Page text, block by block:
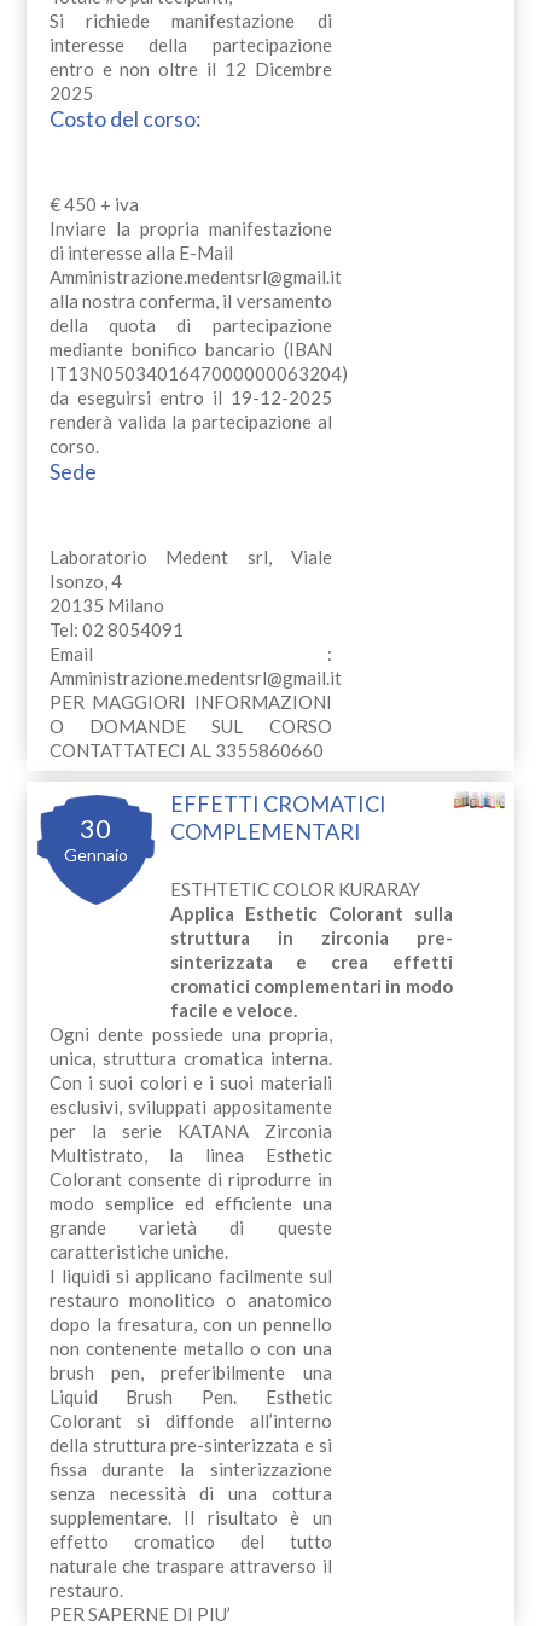
Si richiede manifestazione di
interesse della partecipazione
entro e non oltre il 12 Dicembre
2025
Costo del corso:
€ 450 + iva
Inviare la propria manifestazione
di interesse alla E-Mail
Amministrazione.medentsrl@gmail.it
alla nostra conferma, il versamento
della quota di partecipazione
mediante bonifico bancario (IBAN
IT13N0503401647000000063204)
da eseguirsi entro il 19-12-2025
renderà valida la partecipazione al
corso.
Sede
Laboratorio Medent srl, Viale
Isonzo, 4
20135 Milano
Tel: 02 8054091
Email :
Amministrazione.medentsrl@gmail.it
PER MAGGIORI INFORMAZIONI
O DOMANDE SUL CORSO
CONTATTATECI AL 3355860660
30
Gennaio
EFFETTI CROMATICI
COMPLEMENTARI
ESTHTETIC COLOR KURARAY
Applica Esthetic Colorant sulla
struttura in zirconia pre-
sinterizzata e crea effetti
cromatici complementari in modo
facile e veloce.
Ogni dente possiede una propria,
unica, struttura cromatica interna.
Con i suoi colori e i suoi materiali
esclusivi, sviluppati appositamente
per la serie KATANA Zirconia
Multistrato, la linea Esthetic
Colorant consente di riprodurre in
modo semplice ed efficiente una
grande varietà di queste
caratteristiche uniche.
I liquidi si applicano facilmente sul
restauro monolitico o anatomico
dopo la fresatura, con un pennello
non contenente metallo o con una
brush pen, preferibilmente una
Liquid Brush Pen. Esthetic
Colorant si diffonde all’interno
della struttura pre-sinterizzata e si
fissa durante la sinterizzazione
senza necessità di una cottura
supplementare. Il risultato è un
effetto cromatico del tutto
naturale che traspare attraverso il
restauro.
PER SAPERNE DI PIU’